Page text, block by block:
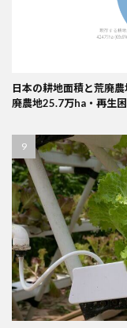
日本の耕地面積と荒廃
廃農地25.7万ha・再生